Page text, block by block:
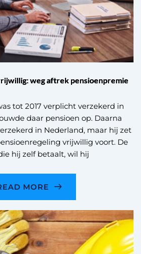
weg aftrek pensioenpremie
tot 2017 verplicht verzekerd in
daar pensioen op. Daarna
in Nederland, maar hij zet
vrijwillig voort. De
hij zelf betaalt, wil hij
MORE